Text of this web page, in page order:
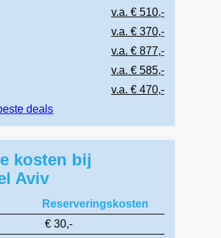
v.a. € 510,-
v.a. € 370,-
v.a. € 877,-
v.a. € 585,-
v.a. € 470,-
deals
kosten bij
Aviv
Reserveringskosten
€ 30,-